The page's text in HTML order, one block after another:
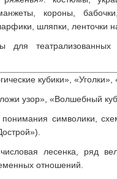
короны,
шляпки, ленточки
для
кубики», «Уголки»,
узор», «Волшебный
символики,
лесенка, ряд
отношений.